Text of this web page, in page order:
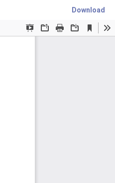
Download